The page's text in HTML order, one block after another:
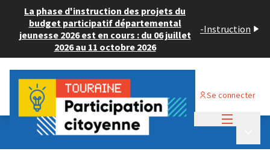
La phase d'instruction des projets du
budget participatif départemental
jeunesse 2026 est en cours : du 06 juillet
2026 au 11 octobre 2026
-Instruction
Se connecter
Budget Participatif JEUNESSE 2024
💡 Consulter les projets déposés